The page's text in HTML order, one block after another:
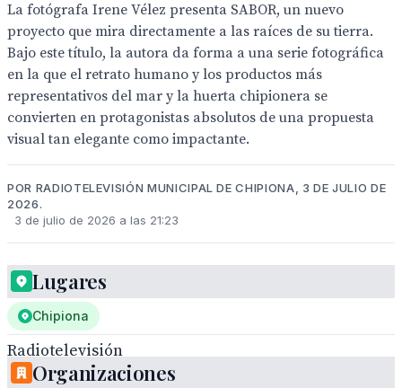
La fotógrafa Irene Vélez presenta SABOR, un nuevo
proyecto que mira directamente a las raíces de su tierra.
Bajo este título, la autora da forma a una serie fotográfica
en la que el retrato humano y los productos más
representativos del mar y la huerta chipionera se
convierten en protagonistas absolutos de una propuesta
visual tan elegante como impactante.
POR RADIOTELEVISIÓN MUNICIPAL DE CHIPIONA, 3 DE JULIO DE
2026.
3 de julio de 2026 a las 21:23
Radiotelevisión
municipal
Lugares
Chipiona
Organizaciones